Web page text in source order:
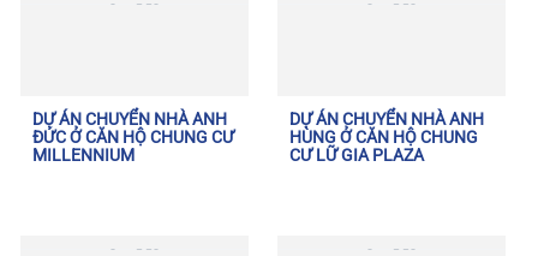
DỰ ÁN CHUYỂN NHÀ ANH
ĐỨC Ở CĂN HỘ CHUNG CƯ
MILLENNIUM
DỰ ÁN CHUYỂN NHÀ ANH
HÙNG Ở CĂN HỘ CHUNG
CƯ LỮ GIA PLAZA